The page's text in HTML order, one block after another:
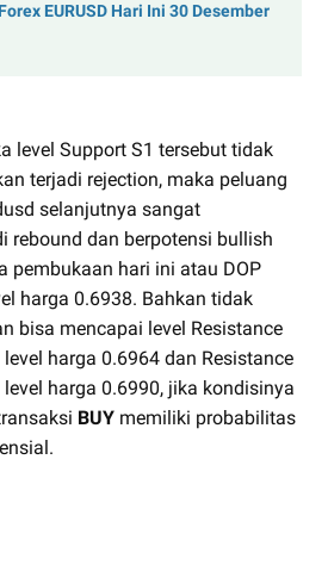
EURUSD Hari Ini 30 Desember
level Support S1 tersebut tidak
terjadi rejection, maka peluang
selanjutnya sangat
rebound dan berpotensi bullish
pembukaan hari ini atau DOP
harga 0.6938. Bahkan tidak
bisa mencapai level Resistance
harga 0.6964 dan Resistance
harga 0.6990, jika kondisinya
BUY memiliki probabilitas